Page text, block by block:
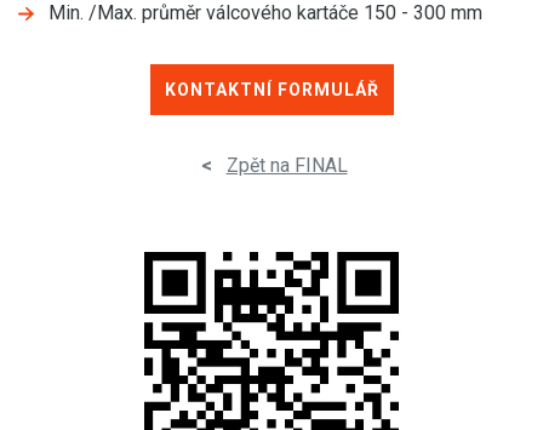
Min. /Max. průměr válcového kartáče 150 - 300 mm
KONTAKTNÍ FORMULÁŘ
< Zpět na FINAL